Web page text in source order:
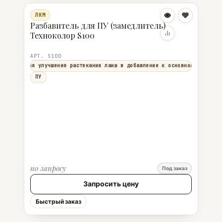
ЛКМ
Разбавитель для ПУ (замедлитель)
Техноколор S100
АРТ. S100
для улучшения растекания лака в добавление к основному
ПУ
по запросу Под заказ
Запросить цену
Быстрый заказ